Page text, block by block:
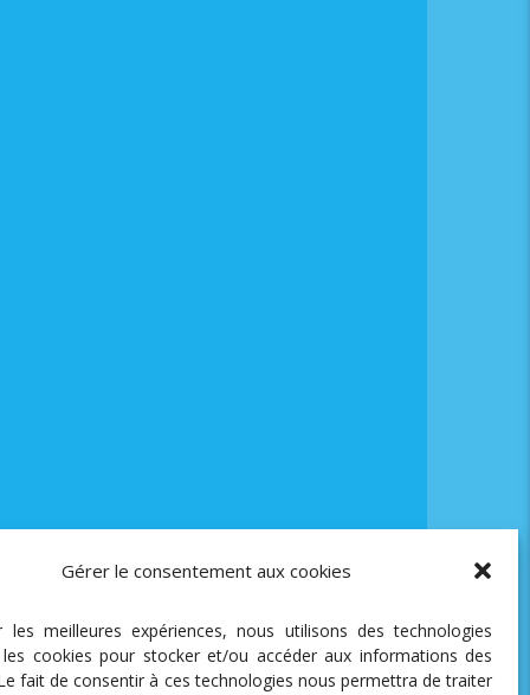
Gérer le consentement aux cookies
les meilleures expériences, nous utilisons des technologies
cookies pour stocker et/ou accéder aux informations des
fait de consentir à ces technologies nous permettra de traiter